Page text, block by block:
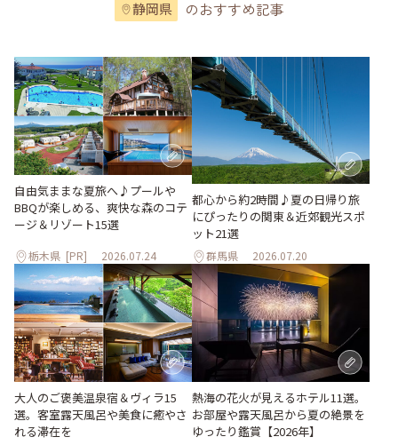
静岡県 のおすすめ記事
自由気ままな夏旅へ♪プールや
BBQが楽しめる、爽快な森のコテ
ージ＆リゾート15選
栃木県 [PR] 2026.07.24
都心から約2時間♪夏の日帰り旅
にぴったりの関東＆近郊観光スポ
ット21選
群馬県 2026.07.20
大人のご褒美温泉宿＆ヴィラ15
選。客室露天風呂や美食に癒やさ
れる滞在を
熱海の花火が見えるホテル11選。
お部屋や露天風呂から夏の絶景を
ゆったり鑑賞【2026年】